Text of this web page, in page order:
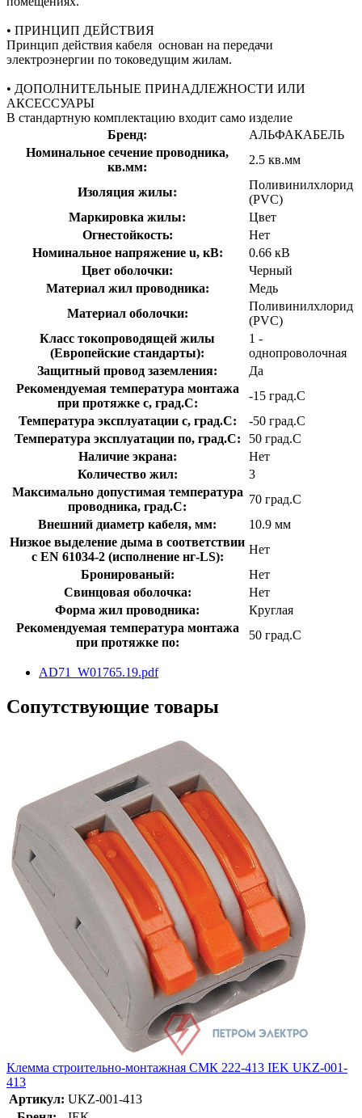
• ПРИНЦИП ДЕЙСТВИЯ
Принцип действия кабеля основан на передачи
электроэнергии по токоведущим жилам.
• ДОПОЛНИТЕЛЬНЫЕ ПРИНАДЛЕЖНОСТИ ИЛИ
АКСЕССУАРЫ
В стандартную комплектацию входит само изделие
Бренд:
АЛЬФАКАБЕЛЬ
Номинальное сечение проводника,
кв.мм:
2.5 кв.мм
Изоляция жилы:
Поливинилхлорид
(PVC)
Маркировка жилы:
Цвет
Огнестойкость:
Нет
Номинальное напряжение u, кВ:
0.66 кВ
Цвет оболочки:
Черный
Материал жил проводника:
Медь
Материал оболочки:
Поливинилхлорид
(PVC)
Класс токопроводящей жилы
(Европейские стандарты):
1 -
однопроволочная
Защитный провод заземления:
Да
Рекомендуемая температура монтажа
при протяжке с, град.C:
-15 град.C
Температура эксплуатации с, град.C:
-50 град.C
Температура эксплуатации по, град.C:
50 град.C
Наличие экрана:
Нет
Количество жил:
3
Максимально допустимая температура
проводника, град.C:
70 град.C
Внешний диаметр кабеля, мм:
10.9 мм
Низкое выделение дыма в соответствии
с EN 61034-2 (исполнение нг-LS):
Нет
Бронированый:
Нет
Свинцовая оболочка:
Нет
Форма жил проводника:
Круглая
Рекомендуемая температура монтажа
при протяжке по:
50 град.C
AD71_W01765.19.pdf
Сопутствующие товары
Клемма строительно-монтажная СМК 222-413 IEK UKZ-001-
413
Артикул: UKZ-001-413